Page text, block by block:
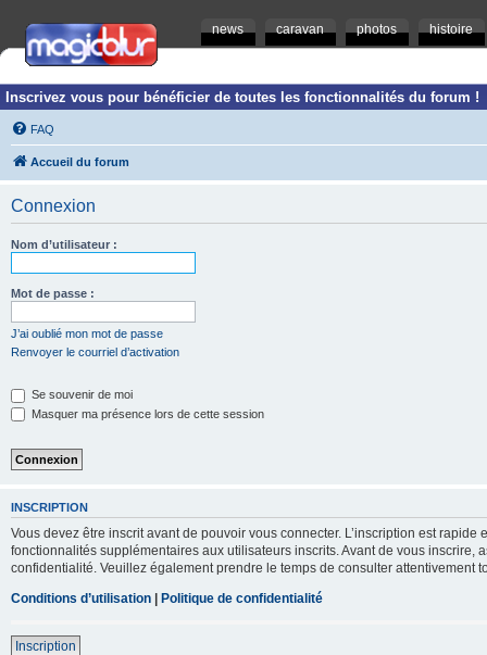
news caravan photos histoire
Inscrivez vous pour bénéficier de toutes les fonctionnalités du forum !
FAQ
Accueil du forum
Connexion
Nom d’utilisateur :
Mot de passe :
J’ai oublié mon mot de passe
Renvoyer le courriel d’activation
Se souvenir de moi
Masquer ma présence lors de cette session
INSCRIPTION
Vous devez être inscrit avant de pouvoir vous connecter. L’inscription est
fonctionnalités supplémentaires aux utilisateurs inscrits. Avant de vous inscrire,
confidentialité. Veuillez également prendre le temps de consulter attentivement
Conditions d’utilisation | Politique de confidentialité
Inscription